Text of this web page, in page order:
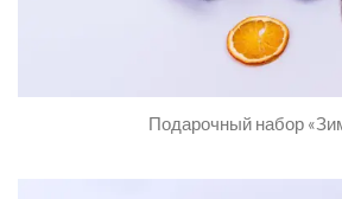
Подарочный набор